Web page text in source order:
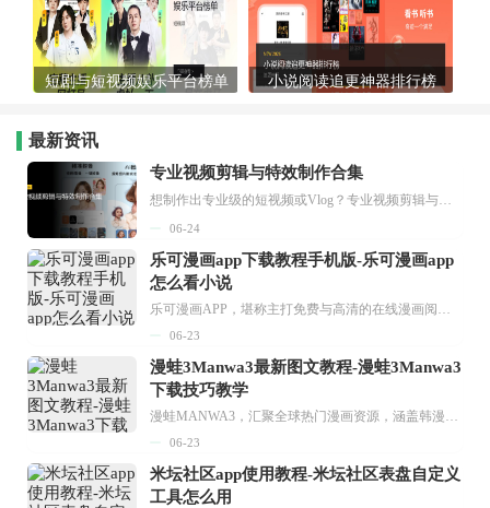
短剧与短视频娱乐平台榜单 小说阅读追更神器排行榜
最新资讯
专业视频剪辑与特效制作合集
想制作出专业级的短视频或Vlog？专业视频剪辑与特效制作大全专题为你提供了从剪辑、抠像到特效包装的全套解决方案。无论是添加炫酷的片头、进行精准的视频抠图，还是制...
06-24
乐可漫画app下载教程手机版-乐可漫画app
怎么看小说
乐可漫画APP，堪称主打免费与高清的在线漫画阅读神器。其官方版提供海量完整版漫画资源，无论是国内漫画，还是日漫、韩漫、台漫、美漫等国外漫画，应有尽有，随时供你阅读。只需轻点一下，便能直接进入阅读界面。不仅如此，乐可漫画最新版本更新速度极快，在这里，你总能抢先看到全网一手漫画章节内容！...
06-23
漫蛙3Manwa3最新图文教程-漫蛙3Manwa3
下载技巧教学
漫蛙MANWA3，汇聚全球热门漫画资源，涵盖韩漫、欧美漫画、国漫等多种类型，题材丰富多样，全方位满足用户阅读喜好。它不仅是阅读平台，更是创作平台，为广大用户打造零门槛创作环境。...
06-23
米坛社区app使用教程-米坛社区表盘自定义
工具怎么用